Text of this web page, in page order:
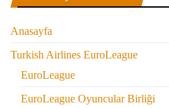
Anasayfa
Turkish Airlines EuroLeague
EuroLeague
EuroLeague Oyuncular Birliği